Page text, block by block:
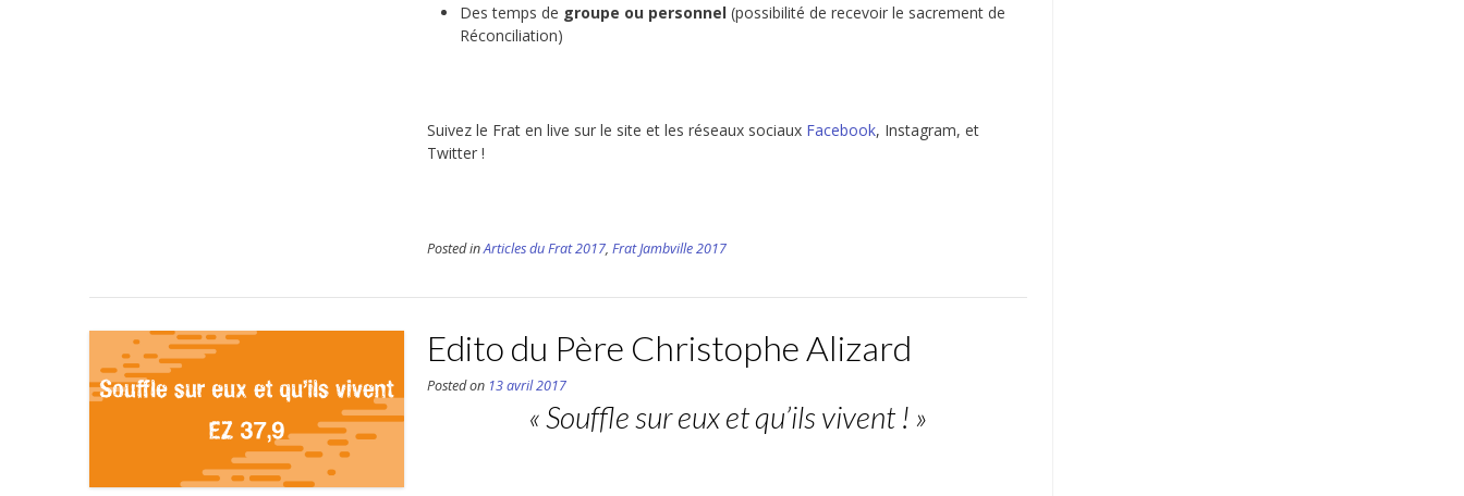
Des temps de groupe ou personnel(possibilité de recevoir le sacrement de
Réconciliation)
Suivez le Frat en live sur le site et les réseaux sociaux Facebook, Instagram, et
Twitter !
Posted inArticles du Frat 2017,Frat Jambville 2017
Edito du Père Christophe Alizard
Posted on 13 avril 2017
« Souffle sur eux et qu’ils vivent ! »